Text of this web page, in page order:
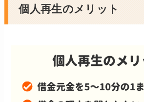
個人再生のメリット